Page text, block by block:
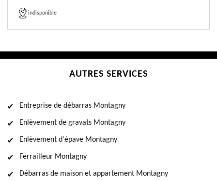
indisponible
AUTRES SERVICES
Entreprise de débarras Montagny
Enlèvement de gravats Montagny
Enlèvement d'épave Montagny
Ferrailleur Montagny
Débarras de maison et appartement Montagny